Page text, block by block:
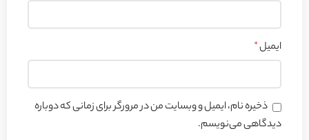
ایمیل*
ذخیره نام، ایمیل و وبسایت من در مرورگر برای زمانی که دوباره
دیدگاهی می‌نویسم.